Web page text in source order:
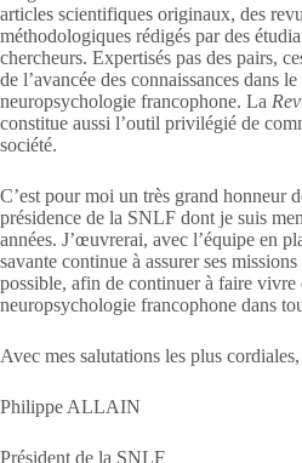
articles scientifiques originaux, des
méthodologiques rédigés par des
chercheurs. Expertisés pas des pairs,
de l’avancée des connaissances dans
neuropsychologie francophone. La
constitue aussi l’outil privilégié de
société.
C’est pour moi un très grand honneur
présidence de la SNLF dont je suis
années. J’œuvrerai, avec l’équipe en
savante continue à assurer ses
possible, afin de continuer à faire vivre
neuropsychologie francophone dans
Avec mes salutations les plus cordiales,
Philippe ALLAIN
Président de la SNLF